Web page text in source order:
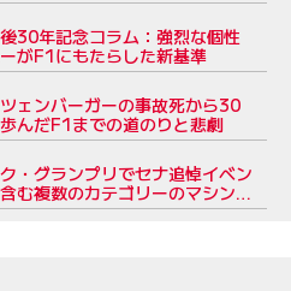
30年記念コラム：強烈な個性
がF1にもたらした新基準
ェンバーガーの事故死から30
んだF1までの道のりと悲劇
・グランプリでセナ追悼イベン
む複数のカテゴリーのマシンで